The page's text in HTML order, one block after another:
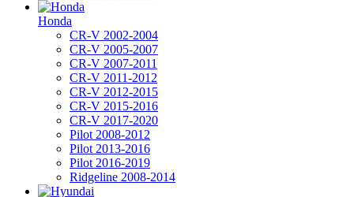
Honda
CR-V 2002-2004
CR-V 2005-2007
CR-V 2007-2011
CR-V 2011-2012
CR-V 2012-2015
CR-V 2015-2016
CR-V 2017-2020
Pilot 2008-2012
Pilot 2013-2016
Pilot 2016-2019
Ridgeline 2008-2014